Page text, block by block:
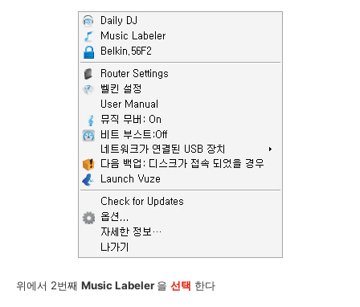
위에서 2번째 Music Labeler을 선택 한다